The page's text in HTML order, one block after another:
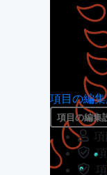
項目の編
項目の編集